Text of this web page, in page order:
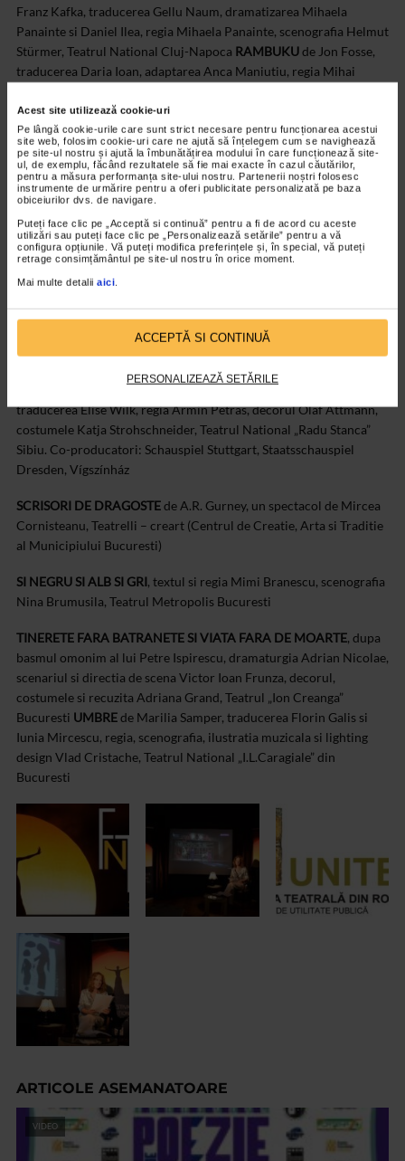
Acest site utilizează cookie-uri
Pe lângă cookie-urile care sunt strict necesare pentru funcționarea acestui
site web, folosim cookie-uri care ne ajută să înțelegem cum se navighează
pe site-ul nostru și ajută la îmbunătățirea modului în care funcționează site-
ul, de exemplu, făcând rezultatele să fie mai exacte în cazul căutărilor,
pentru a măsura performanța site-ului nostru. Partenerii noștri folosesc
instrumente de urmărire pentru a oferi publicitate personalizată pe baza
obiceiurilor dvs. de navigare.
Puteți face clic pe „Acceptă si continuă” pentru a fi de acord cu aceste
utilizări sau puteți face clic pe „Personalizează setările” pentru a vă
configura opțiunile. Vă puteți modifica preferințele și, în special, vă puteți
retrage consimțământul pe site-ul nostru în orice moment.
Mai multe detalii aici
ACCEPTĂ SI CONTINUĂ
PERSONALIZEAZĂ SETĂRILE
Franz Kafka, traducerea Gellu Naum, dramatizarea Mihaela
Panainte si Daniel Ilea, regia Mihaela Panainte, scenografia Helmut
Stürmer, Teatrul National Cluj-Napoca RAMBUKUde Jon Fosse,
traducerea Daria Ioan, adaptarea Anca Maniutiu, regia Mihai
National „Mihai Eminescu” din Timisoara
INCEPUT INCAde Mikhail Durnenkov, traducerea Raluca
Radulescu, regia Bobi Pricop, decorul Adrian Damian, costumele
Corina Boboc, Teatrul „Toma Caragiu” Ploiesti REGELE LEARde
William Shakespeare, regia si scenografia David Doiashvili,
costumele Liliana Cenean, Teatrul National „I.L.Caragiale” din
BucurestiROCKY HORROR SHOWde Richard O’Brian,
traducerea Peca Stefan, regia Cosmin Chivu, scenografia Alin
Gavrila, Teatrul National „Radu Stanca” Sibiu. Co-producatori:
InterArt Group si Universitatea „Lucian Blaga” din Sibiu
ROSMERSHOLMde Henrik Ibsen, adaptarea, regia si light design-
ul Andriy Zholdak, scenografia Andriy Zholdak si Daniel Zholdak,
Draganescu, Asociatia ARENA si Centrul de Teatru Educational
RUG, dupa romanul lui György Dragomán,
traducerea Elise Wilk, regia Armin Petras, decorul Olaf Attmann,
costumele Katja Strohschneider, Teatrul National „Radu Stanca”
Sibiu. Co-producatori: Schauspiel Stuttgart, Staatsschauspiel
Dresden, Vígszínház
SCRISORI DE DRAGOSTEde A.R. Gurney, un spectacol de Mircea
Cornisteanu, Teatrelli – creart (Centrul de Creatie, Arta si Traditie
al Municipiului Bucuresti)
SI NEGRU SI ALB SI GRI, textul si regia Mimi Branescu, scenografia
Nina Brumusila, Teatrul Metropolis Bucuresti
TINERETE FARA BATRANETE SI VIATA FARA DE MOARTE, dupa
basmul omonim al lui Petre Ispirescu, dramaturgia Adrian Nicolae,
scenariul si directia de scena Victor Ioan Frunza, decorul,
costumele si recuzita Adriana Grand, Teatrul „Ion Creanga”
Bucuresti UMBREde Marilia Samper, traducerea Florin Galis si
Iunia Mircescu, regia, scenografia, ilustratia muzicala si lighting
design Vlad Cristache, Teatrul National „I.L.Caragiale” din
Bucuresti
ARTICOLE ASEMANATOARE
VIDEO